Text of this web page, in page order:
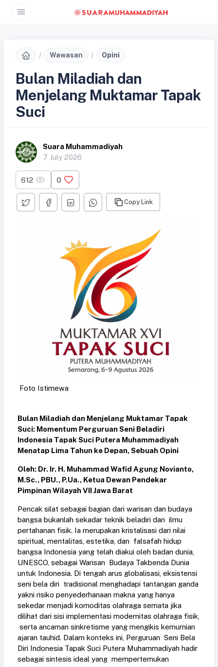
Wawasan Opini
Bulan Miladiah dan
Menjelang Muktamar Tapak
Suci
Suara Muhammadiyah
7 July 2026
612 0
Copy Link
Foto Istimewa
Bulan Miladiah dan Menjelang Muktamar Tapak
Suci: Momentum Perguruan Seni Beladiri
Indonesia Tapak Suci Putera Muhammadiyah
Menatap Lima Tahun ke Depan, Sebuah Opini
Oleh: Dr. Ir. H. Muhammad Wafid Agung Novianto,
M.Sc., PBU., P.Ua., Ketua Dewan Pendekar
Pimpinan Wilayah VII Jawa Barat
Pencak silat sebagai bagian dari warisan dan budaya
bangsa bukanlah sekadar teknik beladiri dan ilmu
pertahanan fisik. Ia merupakan kristalisasi dari nilai
spiritual, mentalitas, estetika, dan falsafah hidup
bangsa Indonesia yang telah diakui oleh badan dunia,
UNESCO, sebagai Warisan Budaya Takbenda Dunia
untuk Indonesia. Di tengah arus globalisasi, eksistensi
seni bela diri tradisional menghadapi tantangan ganda
yakni risiko penyederhanaan makna yang hanya
sekedar menjadi komoditas olahraga semata jika
dilihat dari sisi implementasi modernitas olahraga fisik,
serta ancaman sinkretisme yang mengikis kemurnian
ajaran tauhid. Dalam konteks ini, Perguruan Seni Bela
Diri Indonesia Tapak Suci Putera Muhammadiyah hadir
sebagai sintesis ideal yang mempertemukan